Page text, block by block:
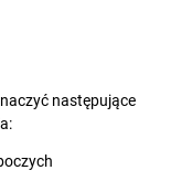
następujące